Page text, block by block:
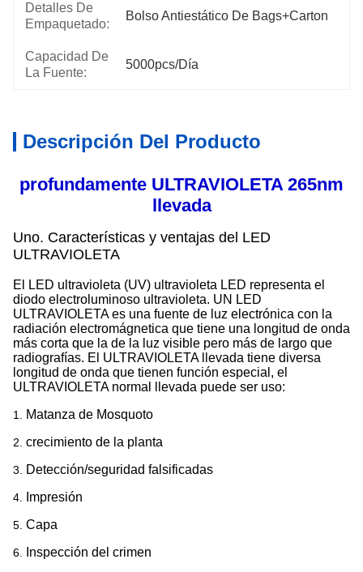
Detalles De
Empaquetado:
Bolso Antiestático De Bags+carton
Capacidad De
La Fuente:
5000pcs/día
Descripción Del Producto
profundamente ULTRAVIOLETA 265nm
llevada
Uno. Características y ventajas del LED
ULTRAVIOLETA
El LED ultravioleta (UV) ultravioleta LED representa el
diodo electroluminoso ultravioleta. UN LED
ULTRAVIOLETA es una fuente de luz electrónica con la
radiación electromágnetica que tiene una longitud de onda
más corta que la de la luz visible pero más de largo que
radiografías. El ULTRAVIOLETA llevada tiene diversa
longitud de onda que tienen función especial, el
ULTRAVIOLETA normal llevada puede ser uso:
1. Matanza de Mosquoto
2. crecimiento de la planta
3. Detección/seguridad falsificadas
4. Impresión
5. Capa
6. Inspección del crimen